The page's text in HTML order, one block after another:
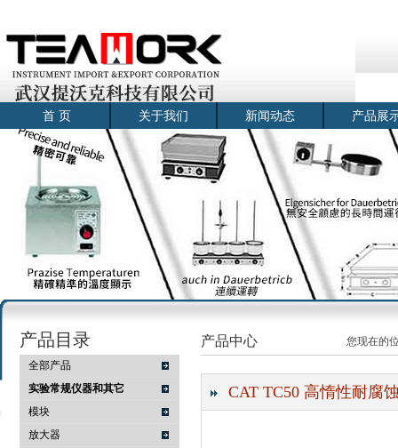
首 页 关于我们 新闻动态 产品展
产品目录
全部产品
实验常规仪器和其它
模块
放大器
产品中心 您现在的
CAT TC50 高惰性耐腐